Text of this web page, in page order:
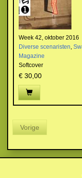
Week 42, oktober 2016
Diverse scenaristen,
Magazine
Softcover
€ 30,00
Vorige